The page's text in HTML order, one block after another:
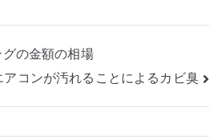
の金額の相場
アコンが汚れることによるカビ臭